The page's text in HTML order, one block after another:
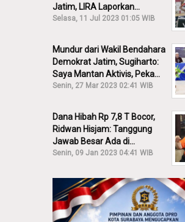
Jatim, LIRA Laporkan
Khofifah ke KPK: Dia Harus
Selasa, 11 Jul 2023 01:05 WIB
Mundur dari Wakil Bendahara
Demokrat Jatim, Sugiharto:
Saya Mantan Aktivis, Peka
Sekali Kalau Ada yang
Senin, 27 Mar 2023 02:41 WIB
Dana Hibah Rp 7,8 T Bocor,
Ridwan Hisjam: Tanggung
Jawab Besar Ada di
Pemprov, Bukan DPRD Jatim!
Senin, 09 Jan 2023 04:41 WIB